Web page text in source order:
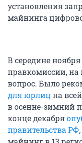
установления
майнинга
В середине
правкомиссии, на
вопрос. Было
для юрлиц на
в осенне-зимний
конце декабря
правительства РФ